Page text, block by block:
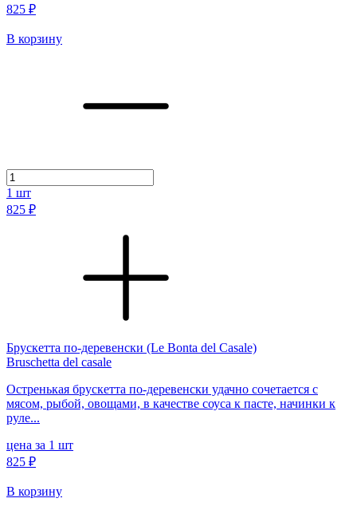
825 ₽
В корзину
1 шт
825 ₽
Брускетта по-деревенски (Le Bonta del Casale)
Bruschetta del casale
Остренькая брускетта по-деревенски удачно сочетается с
мясом, рыбой, овощами, в качестве соуса к пасте, начинки к
руле...
цена за 1 шт
825 ₽
В корзину